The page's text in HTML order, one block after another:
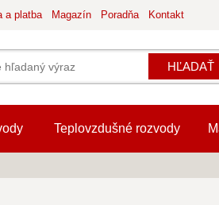
HĽADAŤ
a platba Magazín Poradňa Kontakt
Teplovzdušné rozvody